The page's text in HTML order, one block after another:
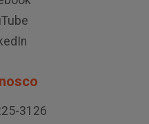
3126